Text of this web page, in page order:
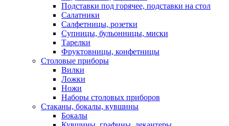
Подставки под горячее, подставки на стол
Салатники
Салфетницы, розетки
Супницы, бульонницы, миски
Тарелки
Фруктовницы, конфетницы
Столовые приборы
Вилки
Ложки
Ножи
Наборы столовых приборов
Стаканы, бокалы, кувшины
Бокалы